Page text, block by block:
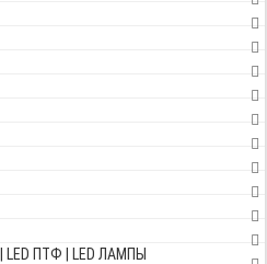
ПТФ | LED ЛАМПЫ